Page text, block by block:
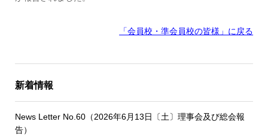
「会員校・準会員校の皆様」に戻る
新着情報
News Letter No.60（2026年6月13日〔土〕理事会及び総会報
告）